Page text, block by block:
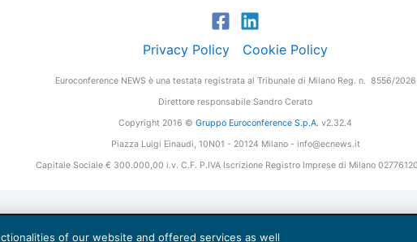
Privacy Policy Cookie Policy
Euroconference NEWS è una testata registrata al Tribunale di Milano Reg. n. 8556/2026
Direttore responsabile Sandro Cerato
Copyright 2016 © Gruppo Euroconference S.p.A. v2.32.4
Piazza Luigi Einaudi, 10N01 - 20124 Milano - info@ecnews.it
Capitale Sociale € 300.000,00 i.v. C.F. P.IVA Iscrizione Registro Imprese di Milano
of our website and offered services as well